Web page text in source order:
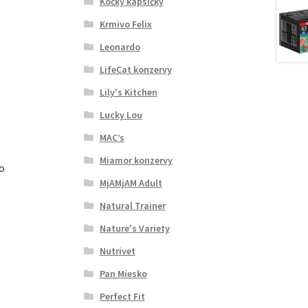
Krmivo Felix
Leonardo
LifeCat konzervy
Lily's Kitchen
Lucky Lou
MAC’s
Miamor konzervy
MjAMjAM Adult
Natural Trainer
Nature's Variety
Nutrivet
Pan Miesko
Perfect Fit